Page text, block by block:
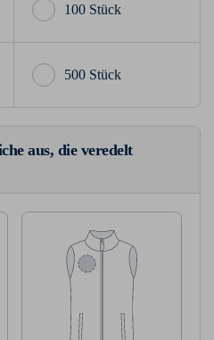
100 Stück
500 Stück
aus, die veredelt